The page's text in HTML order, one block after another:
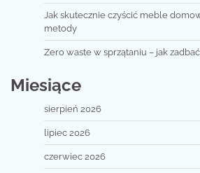
Jak skutecznie czyścić meble
metody
Zero waste w sprzątaniu – jak
Miesiące
sierpień 2026
lipiec 2026
czerwiec 2026